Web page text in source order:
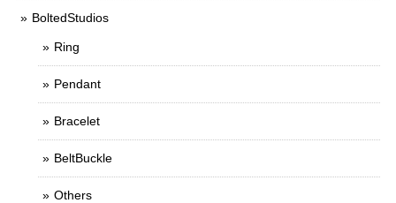
BoltedStudios
Ring
Pendant
Bracelet
BeltBuckle
Others